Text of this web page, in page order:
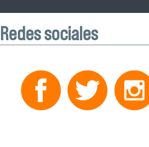
Redes sociales